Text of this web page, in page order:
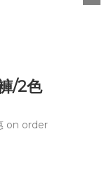
/2色
on order